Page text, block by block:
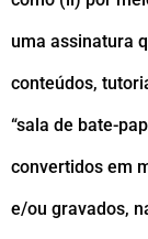
uma assinatura
conteúdos,
“sala de bate-
convertidos em
e/ou gravados,